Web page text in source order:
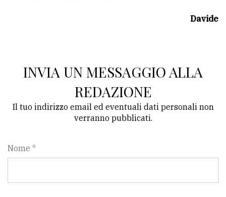
avanzata
LE
Davide
INVIA UN MESSAGGIO ALLA
REDAZIONE
Il tuo indirizzo email ed eventuali dati personali non
verranno pubblicati.
Nome *